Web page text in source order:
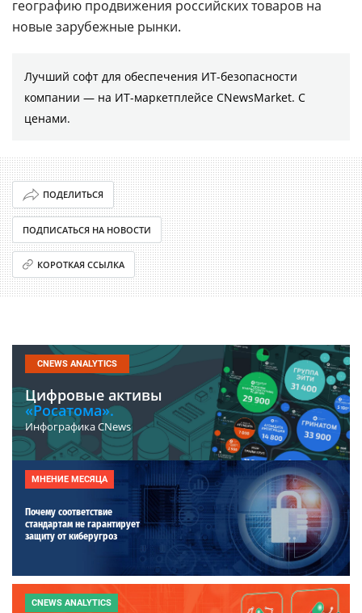
географию продвижения российских товаров на
новые зарубежные рынки.
Лучший софт для обеспечения ИТ-безопасности
компании ― на ИТ-маркетплейсе CNewsMarket. С
ценами.
ПОДЕЛИТЬСЯ
ПОДПИСАТЬСЯ НА НОВОСТИ
КОРОТКАЯ ССЫЛКА
CNEWS ANALYTICS
Цифровые активы
«Росатома».
Инфографика CNews
МНЕНИЕ МЕСЯЦА
Почему соответствие
стандартам не гарантирует
защиту от киберугроз
CNEWS ANALYTICS